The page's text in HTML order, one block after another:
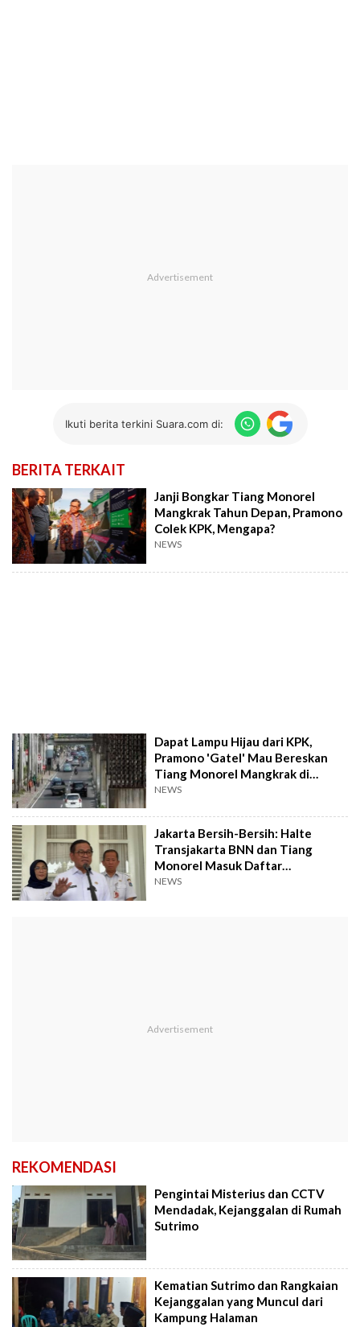
Ikuti berita terkini Suara.com di:
BERITA TERKAIT
Janji Bongkar Tiang Monorel
Mangkrak Tahun Depan, Pramono
Colek KPK, Mengapa?
NEWS
Dapat Lampu Hijau dari KPK,
Pramono 'Gatel' Mau Bereskan
Tiang Monorel Mangkrak di
Kuningan
NEWS
Jakarta Bersih-Bersih: Halte
Transjakarta BNN dan Tiang
Monorel Masuk Daftar
Pembongkaran
NEWS
REKOMENDASI
Pengintai Misterius dan CCTV
Mendadak, Kejanggalan di Rumah
Sutrimo
Kematian Sutrimo dan Rangkaian
Kejanggalan yang Muncul dari
Kampung Halaman